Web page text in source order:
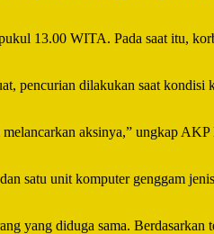
13.00 WITA. Pada saat itu,
pencurian dilakukan saat kondisi
aksinya,” ungkap
satu unit komputer genggam
yang diduga sama. Berdasarkan